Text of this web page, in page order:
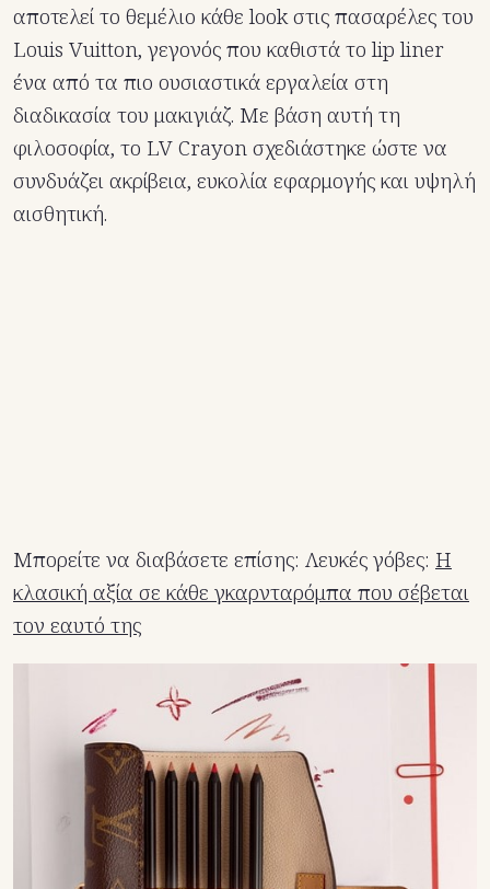
αποτελεί το θεμέλιο κάθε look στις πασαρέλες του
Louis Vuitton, γεγονός που καθιστά το lip liner
ένα από τα πιο ουσιαστικά εργαλεία στη
διαδικασία του μακιγιάζ. Με βάση αυτή τη
φιλοσοφία, το LV Crayon σχεδιάστηκε ώστε να
συνδυάζει ακρίβεια, ευκολία εφαρμογής και υψηλή
αισθητική.
Μπορείτε να διαβάσετε επίσης: Λευκές γόβες: Η
κλασική αξία σε κάθε γκαρνταρόμπα που σέβεται
τον εαυτό της